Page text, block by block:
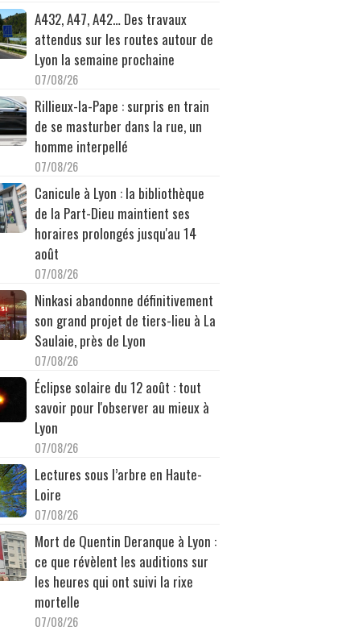
A432, A47, A42… Des travaux
attendus sur les routes autour de
Lyon la semaine prochaine
07/08/26
Rillieux-la-Pape : surpris en train
de se masturber dans la rue, un
homme interpellé
07/08/26
Canicule à Lyon : la bibliothèque
de la Part-Dieu maintient ses
horaires prolongés jusqu'au 14
août
07/08/26
Ninkasi abandonne définitivement
son grand projet de tiers-lieu à La
Saulaie, près de Lyon
07/08/26
Éclipse solaire du 12 août : tout
savoir pour l'observer au mieux à
Lyon
07/08/26
Lectures sous l’arbre en Haute-
Loire
07/08/26
Mort de Quentin Deranque à Lyon :
ce que révèlent les auditions sur
les heures qui ont suivi la rixe
mortelle
07/08/26